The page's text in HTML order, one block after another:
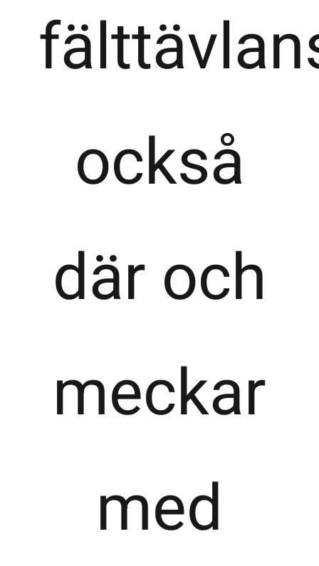
också
där och
meckar
med